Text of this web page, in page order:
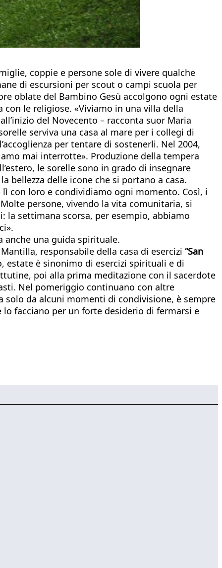
coppie e persone sole di vivere qualche
di escursioni per scout o campi scuola per
oblate del Bambino Gesù accolgono ogni estate
le religiose. «Viviamo in una villa della
del Novecento – racconta suor Maria
serviva una casa al mare per i collegi di
per tentare di sostenerli. Nel 2004,
mai interrotte». Produzione della tempera
le sorelle sono in grado di insegnare
bellezza delle icone che si portano a casa.
con loro e condividiamo ogni momento. Così, i
persone, vivendo la vita comunitaria, si
la settimana scorsa, per esempio, abbiamo
anche una guida spirituale.
responsabile della casa di esercizi “San
estate è sinonimo di esercizi spirituali e di
poi alla prima meditazione con il sacerdote
Nel pomeriggio continuano con altre
solo da alcuni momenti di condivisione, è sempre
facciano per un forte desiderio di fermarsi e